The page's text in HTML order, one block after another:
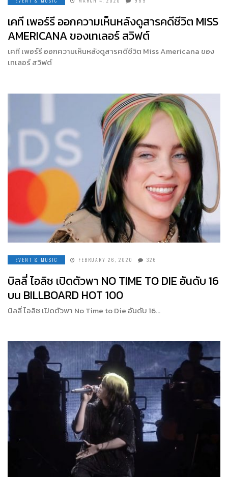
เคที เพอร์รี ออกความเห็นหลังดูสารคดีชีวิต MISS
AMERICANA ของเทเลอร์ สวิฟต์
เคที เพอร์รี ออกความเห็นหลังดูสารคดีชีวิต Miss Americana ของ
เทเลอร์ สวิฟต์
EVENT & MUSIC FEBRUARY 26, 2020 326
บิลลี่ ไอลิช เปิดตัวพา NO TIME TO DIE อันดับ 16
บน BILLBOARD HOT 100
บิลลี่ ไอลิช เปิดตัวพา No Time to Die อันดับ 16…